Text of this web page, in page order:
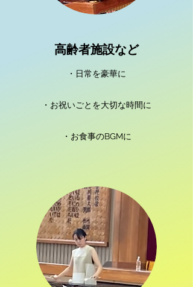
高齢者施設など
・日常を豪華に
・お祝いごとを大切な時間に
・お食事のBGMに